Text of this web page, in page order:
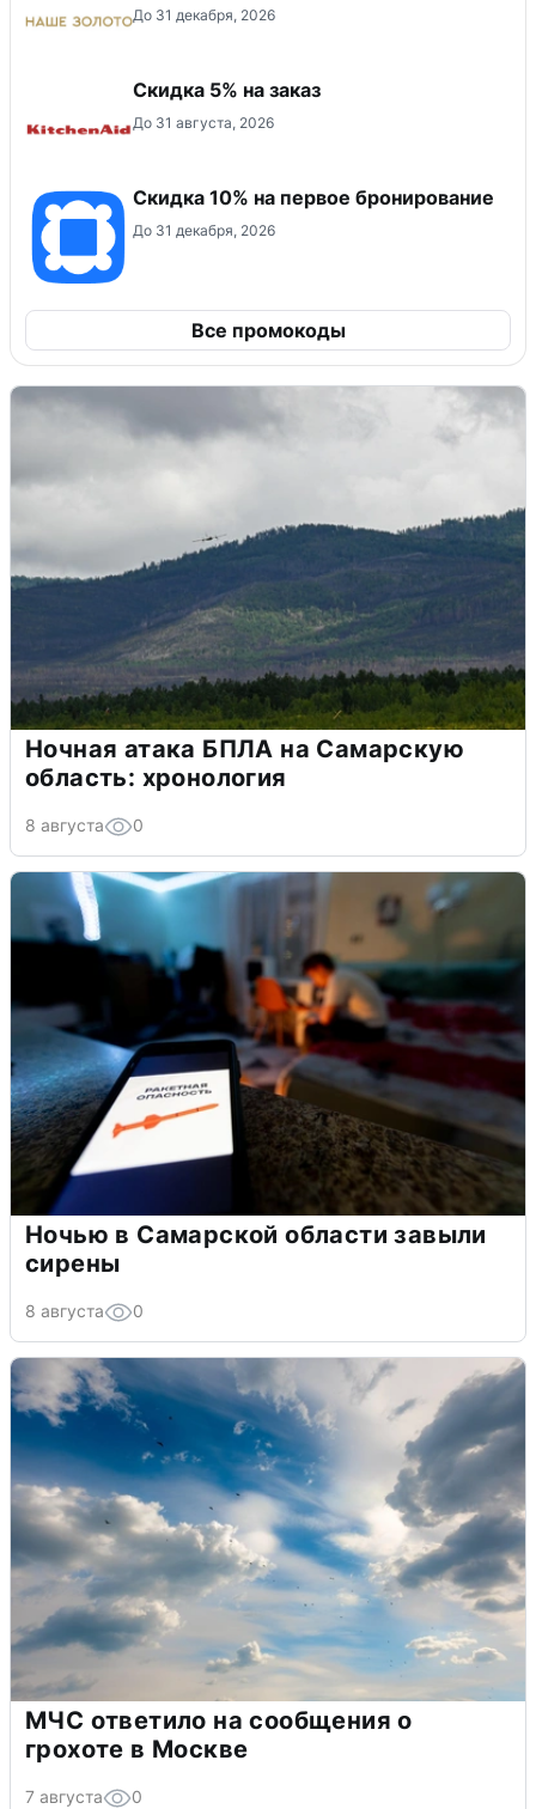
До 31 декабря, 2026
Скидка 5% на заказ
До 31 августа, 2026
Скидка 10% на первое бронирование
До 31 декабря, 2026
Все промокоды
Ночная атака БПЛА на Самарскую
область: хронология
8 августа 0
Ночью в Самарской области завыли
сирены
8 августа 0
МЧС ответило на сообщения о
грохоте в Москве
7 августа 0